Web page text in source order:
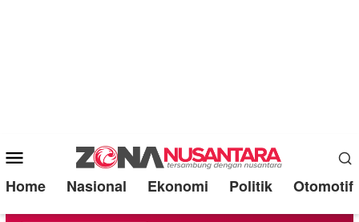
Mobile
Menu
Home Nasional Ekonomi Politik Otomotif